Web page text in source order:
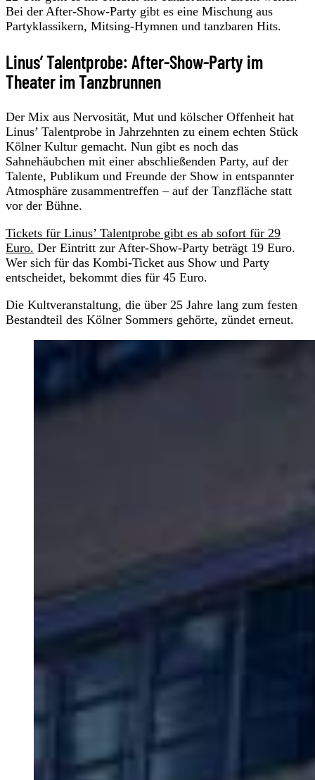
Bei der After-Show-Party gibt es eine Mischung aus
Partyklassikern, Mitsing-Hymnen und tanzbaren Hits.
Linus’ Talentprobe: After-Show-Party im
Theater im Tanzbrunnen
Der Mix aus Nervosität, Mut und kölscher Offenheit hat
Linus’ Talentprobe in Jahrzehnten zu einem echten Stück
Kölner Kultur gemacht. Nun gibt es noch das
Sahnehäubchen mit einer abschließenden Party, auf der
Talente, Publikum und Freunde der Show in entspannter
Atmosphäre zusammentreffen – auf der Tanzfläche statt
vor der Bühne.
Tickets für Linus’ Talentprobe gibt es ab sofort für 29
Euro. Der Eintritt zur After-Show-Party beträgt 19 Euro.
Wer sich für das Kombi-Ticket aus Show und Party
entscheidet, bekommt dies für 45 Euro.
Die Kultveranstaltung, die über 25 Jahre lang zum festen
Bestandteil des Kölner Sommers gehörte, zündet erneut.